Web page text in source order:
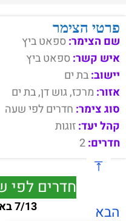
פרטי הצימר
שם הצימר:ספאט ביץ
איש קשר:ספאט ביץ
יישוב:בת ים
אזור: מרכז, גוש דן, בת ים
סוג צימר: חדרים לפי שעה
קהל יעד:זוגות
חדרים:2
חדרים לפי
הבא 7/13 באזור בת ים